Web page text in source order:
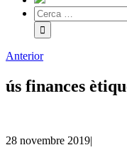
Anterior
ús finances
28 novembre 2019|